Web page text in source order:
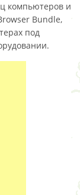
компьютеров и
Bundle,
под